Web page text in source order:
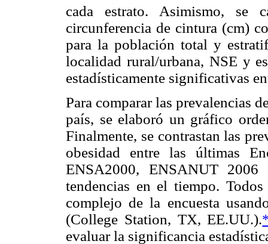
cada estrato. Asimismo,
circunferencia de cintura (cm)
para la población total y
localidad rural/urbana, NSE y
estadísticamente significativas
Para comparar las prevalencias
país, se elaboró un gráfico
Finalmente, se contrastan las
obesidad entre las últimas
ENSA2000, ENSANUT
tendencias en el tiempo.
complejo de la encuesta
(College Station, TX, EE.UU.).
evaluar la significancia